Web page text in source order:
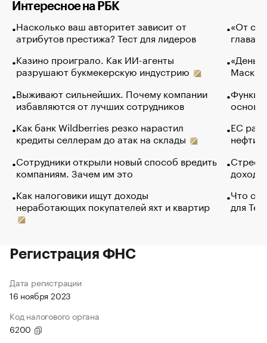
Интересное на РБК
Насколько ваш авторитет зависит от
атрибутов престижа? Тест для лидеров
Казино проиграло. Как ИИ-агенты
разрушают букмекерскую индустрию
Выживают сильнейших. Почему компании
избавляются от лучших сотрудников
Как банк Wildberries резко нарастил
кредиты селлерам до атак на склады
Сотрудники открыли новый способ вредить
компаниям. Зачем им это
Как налоговики ищут доходы
неработающих покупателей яхт и квартир
«От
глава
Маск в
основ
ЕС
нефти
Что
для
Регистрация ФНС
Дата регистрации
16 ноября 2023
Код налогового органа
6200